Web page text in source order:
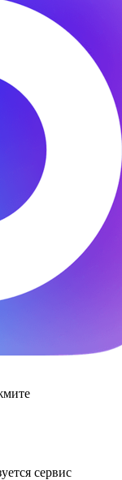
сервис